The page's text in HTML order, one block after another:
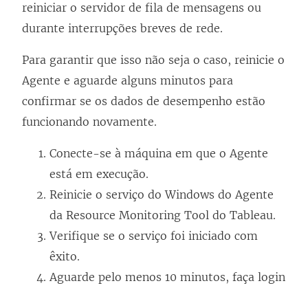
reiniciar o servidor de fila de mensagens ou
durante interrupções breves de rede.
Para garantir que isso não seja o caso, reinicie o
Agente e aguarde alguns minutos para
confirmar se os dados de desempenho estão
funcionando novamente.
Conecte-se à máquina em que o Agente
está em execução.
Reinicie o serviço do Windows do Agente
da Resource Monitoring Tool do Tableau.
Verifique se o serviço foi iniciado com
êxito.
Aguarde pelo menos 10 minutos, faça login